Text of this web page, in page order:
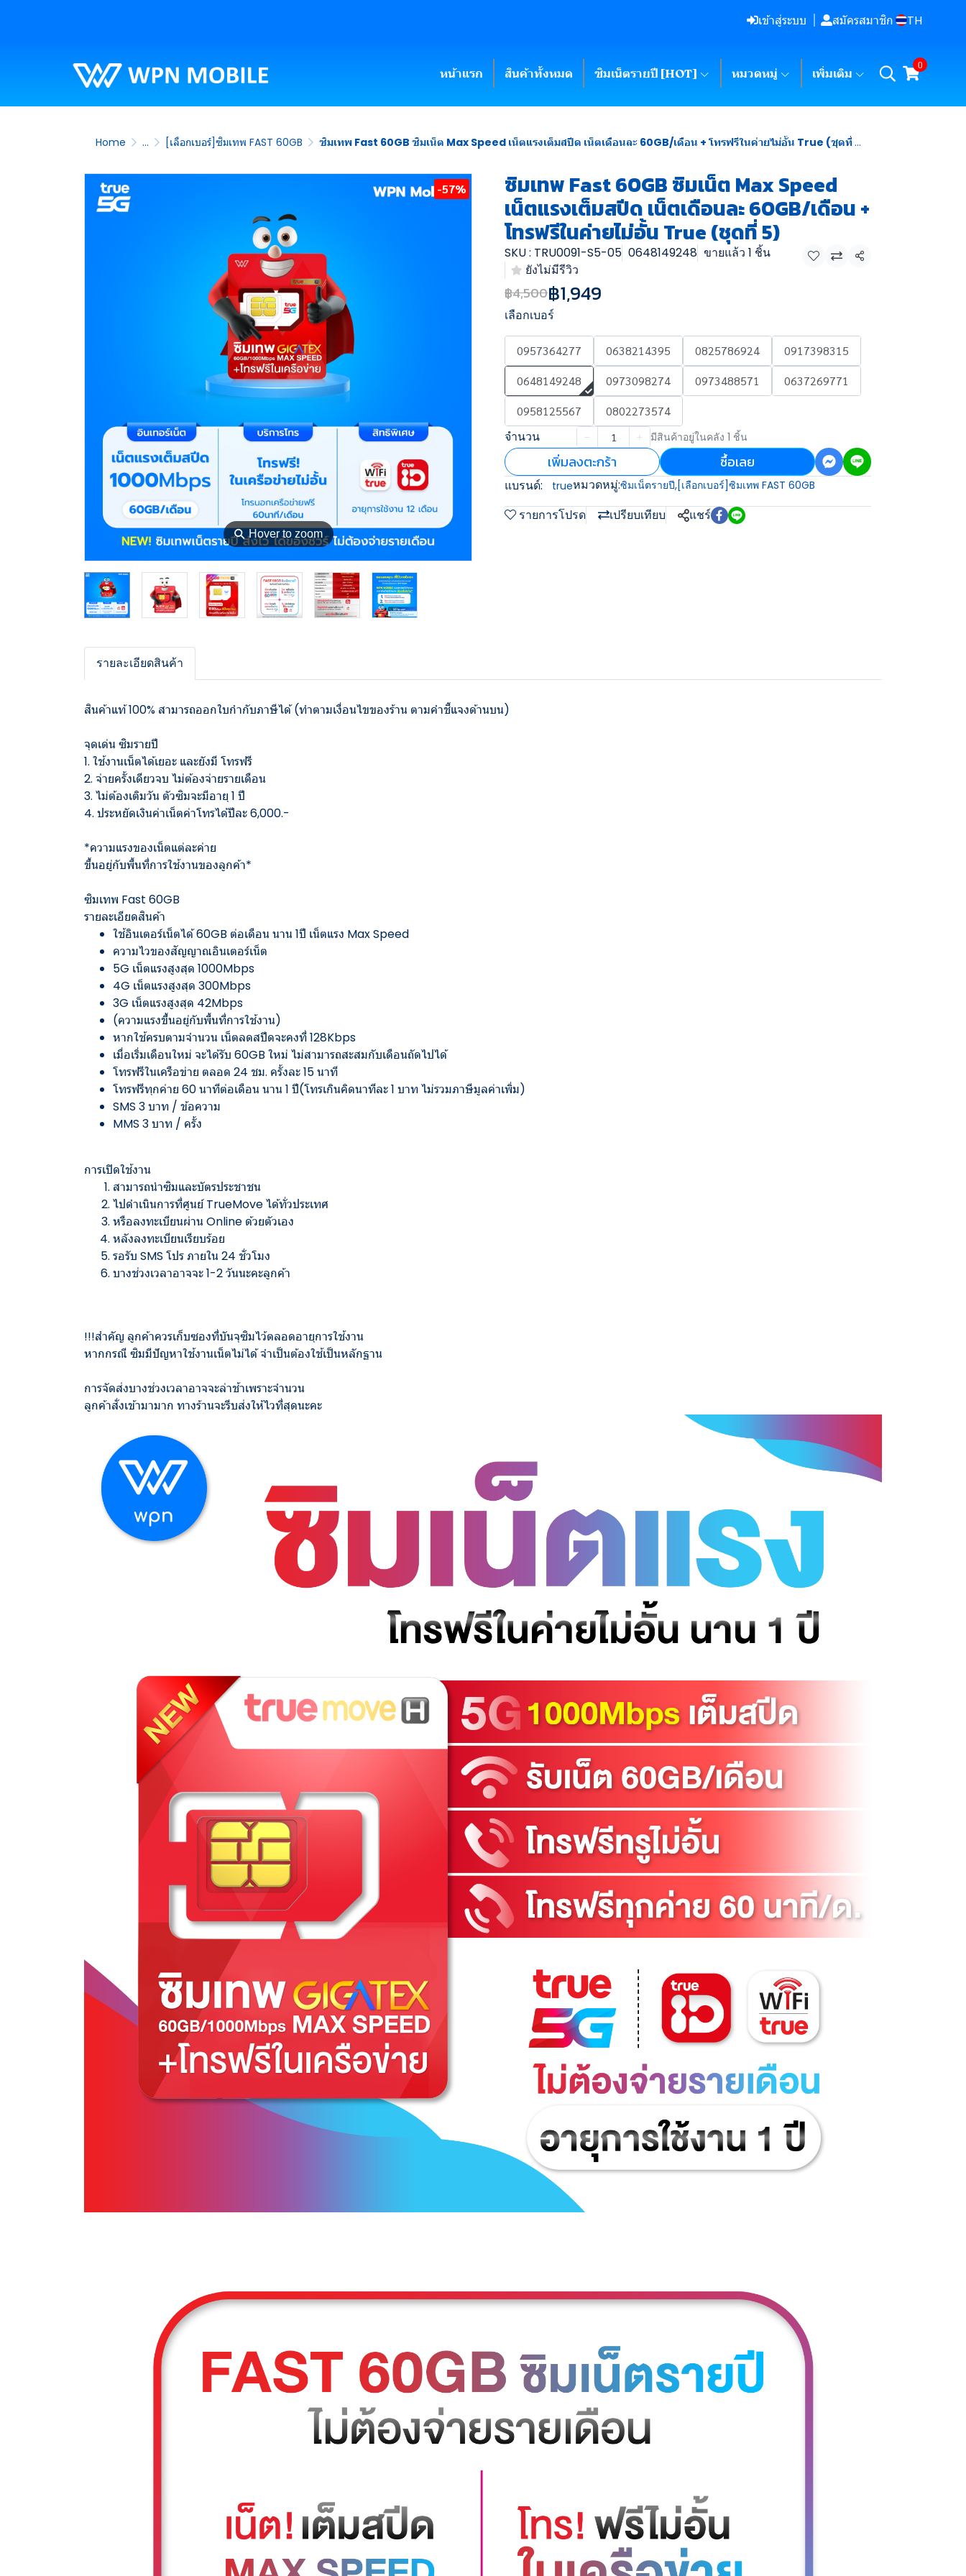
เข้าสู่ระบบ สมัครสมาชิก TH
หน้าแรก สินค้าทั้งหมด ซิมเน็ตรายปี [HOT] หมวดหมู่ เพิ่มเติม
0
Home ... [เลือกเบอร์]ซิมเทพ FAST 60GB ซิมเทพ Fast 60GB ซิมเน็ต Max Speed เน็ตแรงเต็มสปีด เน็ตเดือนละ 60GB/เดือน + โทรฟรีในค่ายไม่อั้น True (ชุดที่ 5)
⚲Hover to zoom
-57% ซิมเทพ Fast 60GB ซิมเน็ต Max Speed
เน็ตแรงเต็มสปีด เน็ตเดือนละ 60GB/เดือน +
โทรฟรีในค่ายไม่อั้น True (ชุดที่ 5)
SKU : TRU0091-S5-05 0648149248 ขายแล้ว 1 ชิ้น
ยังไม่มีรีวิว
แชร์
฿4,500฿1,949
เลือกเบอร์
0957364277 0638214395 0825786924
0917398315
0648149248
0973098274 0973488571
0637269771
0958125567
0802273574
จำนวน มีสินค้าอยู่ในคลัง 1 ชิ้น
เพิ่มลงตะกร้า ซื้อเลย
แบรนด์: trueหมวดหมู่:ซิมเน็ตรายปี,[เลือกเบอร์]ซิมเทพ FAST 60GB
รายการโปรด เปรียบเทียบ แชร์
รายละเอียดสินค้า
สินค้าแท้ 100% สามารถออกใบกำกับภาษีได้ (ทำตามเงื่อนไขของร้าน ตามคำชี้แจงด้านบน)
จุดเด่น ซิมรายปี
1. ใช้งานเน็ตได้เยอะ และยังมี โทรฟรี
2. จ่ายครั้งเดียวจบ ไม่ต้องจ่ายรายเดือน
3. ไม่ต้องเติมวัน ตัวซิมจะมีอายุ 1 ปี
4. ประหยัดเงินค่าเน็ตค่าโทรได้ปีละ 6,000.-
*ความแรงของเน็ตแต่ละค่าย
ขึ้นอยู่กับพื้นที่การใช้งานของลูกค้า*
ซิมเทพ Fast 60GB
รายละเอียดสินค้า
ใช้อินเตอร์เน็ตได้ 60GB ต่อเดือน นาน 1ปี เน็ตแรง Max Speed
ความไวของสัญญาณอินเตอร์เน็ต
5G เน็ตแรงสูงสุด 1000Mbps
4G เน็ตแรงสูงสุด 300Mbps
3G เน็ตแรงสูงสุด 42Mbps
(ความแรงขึ้นอยู่กับพื้นที่การใช้งาน)
หากใช้ครบตามจำนวน เน็ตลดสปีดจะคงที่ 128Kbps
เมื่อเริ่มเดือนใหม่ จะได้รับ 60GB ใหม่ ไม่สามารถสะสมกับเดือนถัดไปได้
โทรฟรีในเครือข่าย ตลอด 24 ชม. ครั้งละ 15 นาที
โทรฟรีทุกค่าย 60 นาทีต่อเดือน นาน 1 ปี(โทรเกินคิดนาทีละ 1 บาท ไม่รวมภาษีมูลค่าเพิ่ม)
SMS 3 บาท / ข้อความ
MMS 3 บาท / ครั้ง
การเปิดใช้งาน
สามารถนำซิมและบัตรประชาชน
ไปดำเนินการที่ศูนย์ TrueMove ได้ทั่วประเทศ
หรือลงทะเบียนผ่าน Online ด้วยตัวเอง
หลังลงทะเบียนเรียบร้อย
รอรับ SMS โปร ภายใน 24 ชั่วโมง
บางช่วงเวลาอาจจะ 1-2 วันนะคะลูกค้า
!!!สำคัญ ลูกค้าควรเก็บซองที่บันจุซิมไว้ตลอดอายุการใช้งาน
หากกรณี ซิมมีปัญหาใช้งานเน็ตไม่ได้ จำเป็นต้องใช้เป็นหลักฐาน
การจัดส่งบางช่วงเวลาอาจจะล่าช้าเพราะจำนวน
ลูกค้าสั่งเข้ามามาก ทางร้านจะรีบส่งให้ไวที่สุดนะคะ